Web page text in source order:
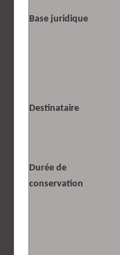
Base juridique
Destinataire
Durée de
conservation